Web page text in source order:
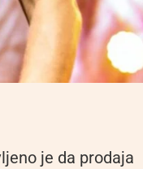
je da prodaja